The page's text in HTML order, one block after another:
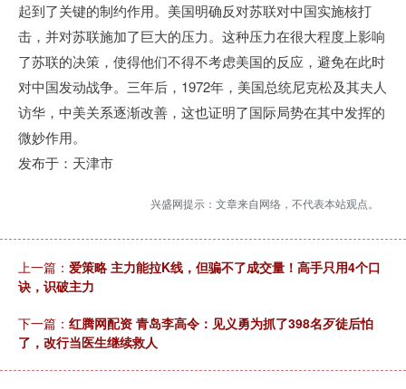
起到了关键的制约作用。美国明确反对苏联对中国实施核打
击，并对苏联施加了巨大的压力。这种压力在很大程度上影响
了苏联的决策，使得他们不得不考虑美国的反应，避免在此时
对中国发动战争。三年后，1972年，美国总统尼克松及其夫人
访华，中美关系逐渐改善，这也证明了国际局势在其中发挥的
微妙作用。
发布于：天津市
兴盛网提示：文章来自网络，不代表本站观点。
上一篇： 爱策略 主力能拉K线，但骗不了成交量！高手只用4个口
诀，识破主力
下一篇： 红腾网配资 青岛李高令：见义勇为抓了398名歹徒后怕
了，改行当医生继续救人